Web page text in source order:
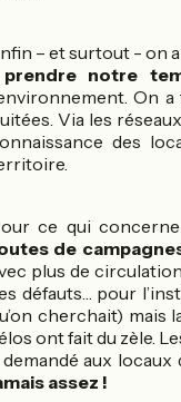
– et surtout - on
prendre notre
On
Via les
des
ce qui
de
plus de
défauts… pour
cherchait) mais
ont fait du zèle.
demandé aux
assez !